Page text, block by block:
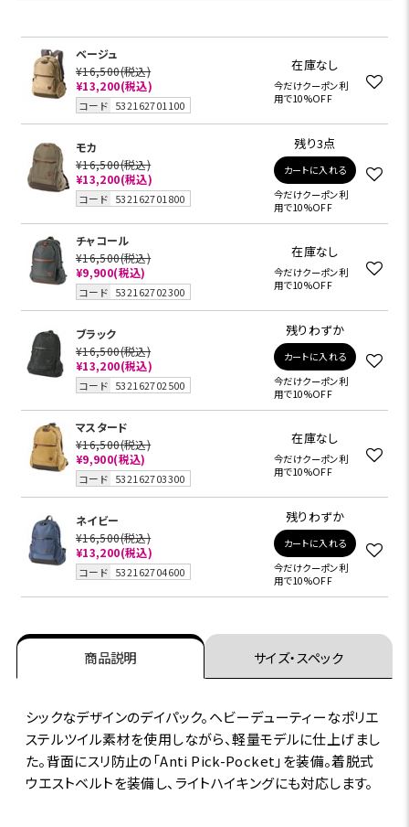
ベージュ
¥16,500(税込)
¥13,200(税込)
コード 532162701100
在庫なし
今だけクーポン利
用で10%OFF
モカ
¥16,500(税込)
¥13,200(税込)
コード 532162701800
残り3点
カートに入れる
今だけクーポン利
用で10%OFF
チャコール
¥16,500(税込)
¥9,900(税込)
コード 532162702300
在庫なし
今だけクーポン利
用で10%OFF
ブラック
¥16,500(税込)
¥13,200(税込)
コード 532162702500
残りわずか
カートに入れる
今だけクーポン利
用で10%OFF
マスタード
¥16,500(税込)
¥9,900(税込)
コード 532162703300
在庫なし
今だけクーポン利
用で10%OFF
ネイビー
¥16,500(税込)
¥13,200(税込)
コード 532162704600
残りわずか
カートに入れる
今だけクーポン利
用で10%OFF
商品説明 サイズ・スペック
シックなデザインのデイパック。ヘビーデューティーなポリエ
ステルツイル素材を使用しながら、軽量モデルに仕上げまし
た。背面にスリ防止の「Anti Pick-Pocket」を装備。着脱式
ウエストベルトを装備し、ライトハイキングにも対応します。